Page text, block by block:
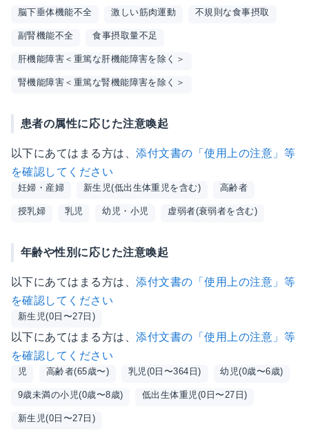
脳下垂体機能不全 激しい筋肉運動 不規則な食事摂取
副腎機能不全 食事摂取量不足
肝機能障害＜重篤な肝機能障害を除く＞
腎機能障害＜重篤な腎機能障害を除く＞
患者の属性に応じた注意喚起
以下にあてはまる方は、添付文書の「使用上の注意」等
を確認してください
妊婦・産婦 新生児(低出生体重児を含む) 高齢者
授乳婦 乳児 幼児・小児 虚弱者(衰弱者を含む)
年齢や性別に応じた注意喚起
以下にあてはまる方は、添付文書の「使用上の注意」等
を確認してください
新生児(0日〜27日)
以下にあてはまる方は、添付文書の「使用上の注意」等
を確認してください
児 高齢者(65歳〜) 乳児(0日〜364日) 幼児(0歳〜6歳)
9歳未満の小児(0歳〜8歳) 低出生体重児(0日〜27日)
新生児(0日〜27日)